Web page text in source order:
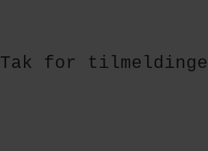
Tak for